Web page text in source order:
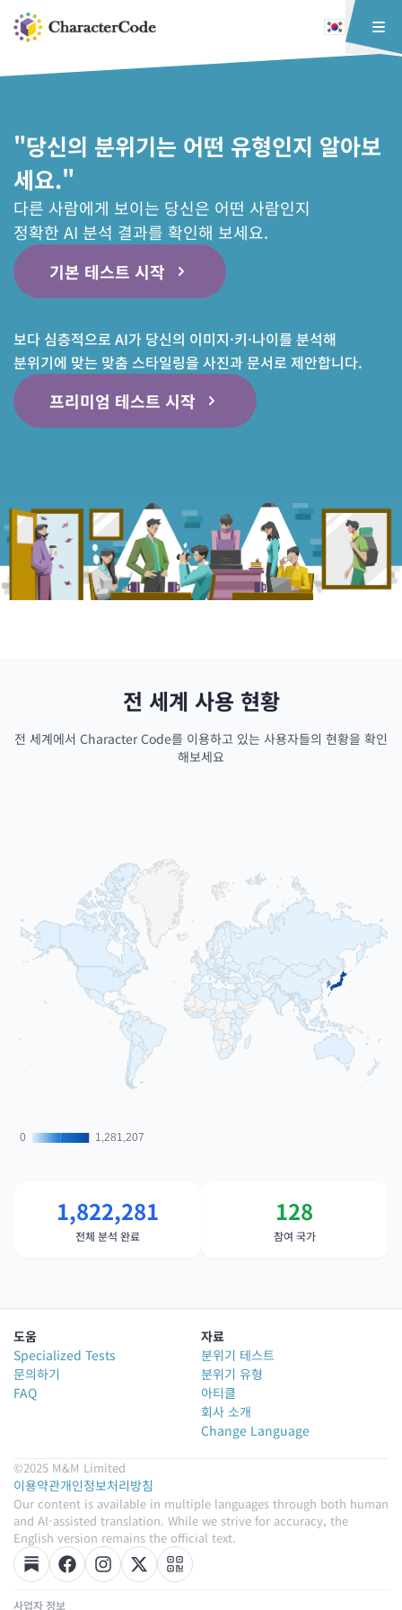
"당신의 분위기는 어떤 유형인지 알아보
세요."
다른 사람에게 보이는 당신은 어떤 사람인지
정확한 AI 분석 결과를 확인해 보세요.
기본 테스트 시작
보다 심층적으로 AI가 당신의 이미지·키·나이를 분석해
분위기에 맞는 맞춤 스타일링을 사진과 문서로 제안합니다.
프리미엄 테스트 시작
전 세계 사용 현황
전 세계에서 Character Code를 이용하고 있는 사용자들의 현황을 확인
해보세요
0
0 1,281,207
1,281,207
1,822,281
전체 분석 완료
128
참여 국가
도움
Specialized Tests
문의하기
FAQ
자료
분위기 테스트
분위기 유형
아티클
회사 소개
Change Language
©2025 M&M Limited
이용약관개인정보처리방침
Our content is available in multiple languages through both human
and AI-assisted translation. While we strive for accuracy, the
English version remains the official text.
사업자 정보